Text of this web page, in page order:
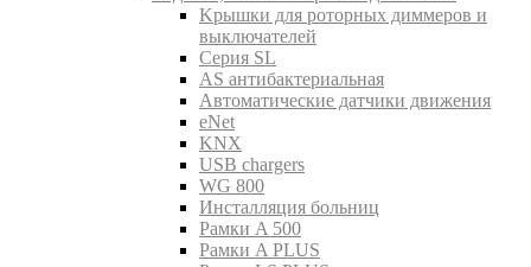
Kрышки для роторных диммеров и
выключателей
Серия SL
AS антибактериальная
Aвтоматические датчики движения
eNet
KNX
USB chargers
WG 800
Инсталляция больниц
Рамки A 500
Рамки A PLUS